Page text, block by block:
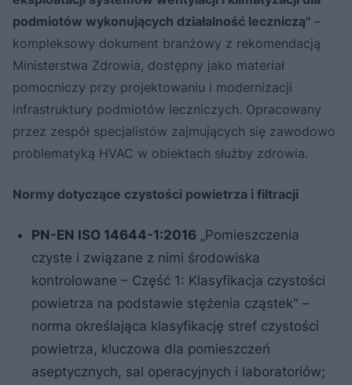
podmiotów wykonujących działalność leczniczą" –
kompleksowy dokument branżowy z rekomendacją
Ministerstwa Zdrowia, dostępny jako materiał
pomocniczy przy projektowaniu i modernizacji
infrastruktury podmiotów leczniczych. Opracowany
przez zespół specjalistów zajmujących się zawodowo
problematyką HVAC w obiektach służby zdrowia.
Normy dotyczące czystości powietrza i filtracji
PN-EN ISO 14644-1:2016 „Pomieszczenia
czyste i związane z nimi środowiska
kontrolowane – Część 1: Klasyfikacja czystości
powietrza na podstawie stężenia cząstek" –
norma określająca klasyfikację stref czystości
powietrza, kluczowa dla pomieszczeń
aseptycznych, sal operacyjnych i laboratoriów;